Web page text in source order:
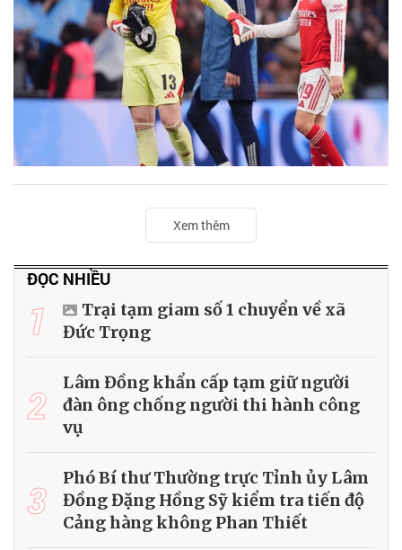
Xem thêm
ĐỌC NHIỀU
1
Trại tạm giam số 1 chuyển về xã
Đức Trọng
2
Lâm Đồng khẩn cấp tạm giữ người
đàn ông chống người thi hành công
vụ
3
Phó Bí thư Thường trực Tỉnh ủy Lâm
Đồng Đặng Hồng Sỹ kiểm tra tiến độ
Cảng hàng không Phan Thiết